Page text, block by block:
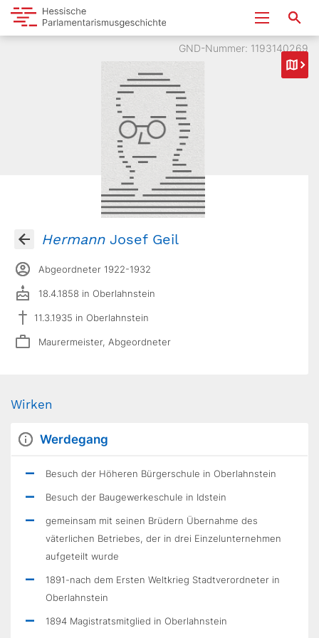
GND-Nummer: 1193140269
HermannJosef Geil
Abgeordneter 1922-1932
18.4.1858 in Oberlahnstein
11.3.1935 in Oberlahnstein
Maurermeister, Abgeordneter
Wirken
Werdegang
Besuch der Höheren Bürgerschule in Oberlahnstein
Besuch der Baugewerkeschule in Idstein
gemeinsam mit seinen Brüdern Übernahme des
väterlichen Betriebes, der in drei Einzelunternehmen
aufgeteilt wurde
1891-nach dem Ersten Weltkrieg Stadtverordneter in
Oberlahnstein
1894 Magistratsmitglied in Oberlahnstein